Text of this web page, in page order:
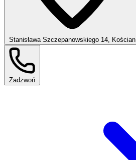
Stanisława Szczepanowskiego 14, Kościan
Zadzwoń